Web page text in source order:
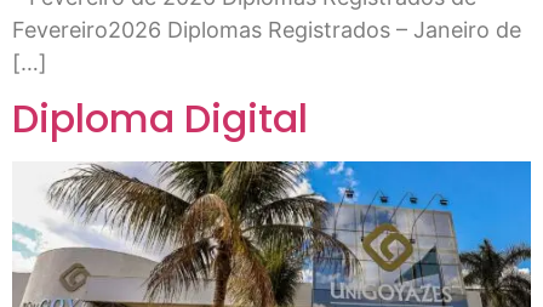
Fevereiro2026 Diplomas Registrados – Janeiro de
[…]
Diploma Digital